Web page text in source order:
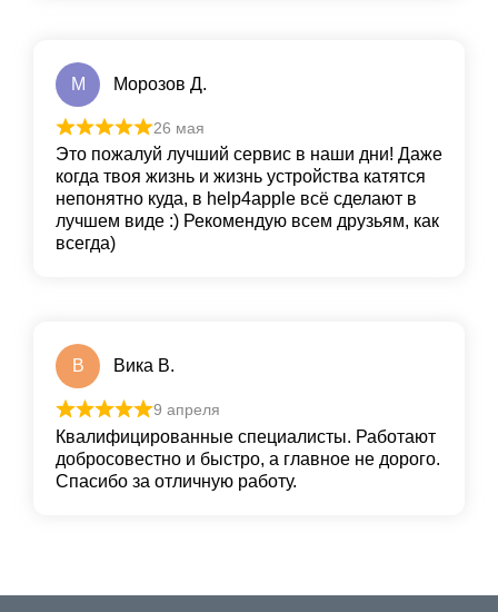
М Морозов Д.
26 мая
Это пожалуй лучший сервис в наши дни! Даже
когда твоя жизнь и жизнь устройства катятся
непонятно куда, в help4apple всё сделают в
лучшем виде :) Рекомендую всем друзьям, как
всегда)
В Вика В.
9 апреля
Квалифицированные специалисты. Работают
добросовестно и быстро, а главное не дорого.
Спасибо за отличную работу.